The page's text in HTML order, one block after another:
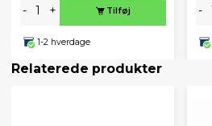
- + Tilføj
1-2 hverdage
-
Relaterede produkter